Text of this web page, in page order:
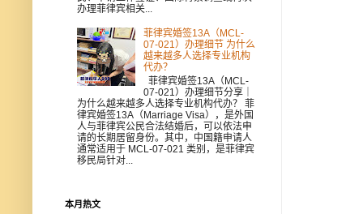
办理菲律宾相关...
菲律宾婚签13A（MCL-
07-021）办理细节 为什么
越来越多人选择专业机构
代办？
菲律宾婚签13A（MCL-
07-021）办理细节分享｜
为什么越来越多人选择专业机构代办？ 菲
律宾婚签13A（Marriage Visa），是外国
人与菲律宾公民合法结婚后，可以依法申
请的长期居留身份。其中，中国籍申请人
通常适用于 MCL-07-021 类别，是菲律宾
移民局针对...
本月热文